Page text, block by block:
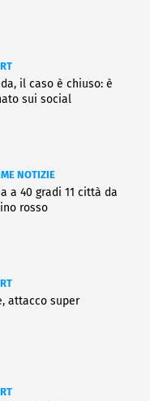
il caso è chiuso: è
sui social
NOTIZIE
a 40 gradi 11 città da
rosso
attacco super